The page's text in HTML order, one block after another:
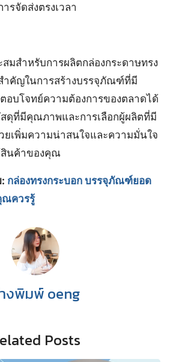
รจัดส่งตรงเวลา
สมสำหรับการผลิตกล่องกระดาษทรง
ำคัญในการสร้างบรรจุภัณฑ์ที่มี
บโจทย์ความต้องการของตลาดได้
สดุที่มีคุณภาพและการเลือกผู้ผลิตที่มี
เพิ่มความน่าสนใจและความมั่นใจ
สินค้าของคุณ
กล่องทรงกระบอก บรรจุภัณฑ์ยอด
ณควรรู้
งพิมพ์ oeng
Posts